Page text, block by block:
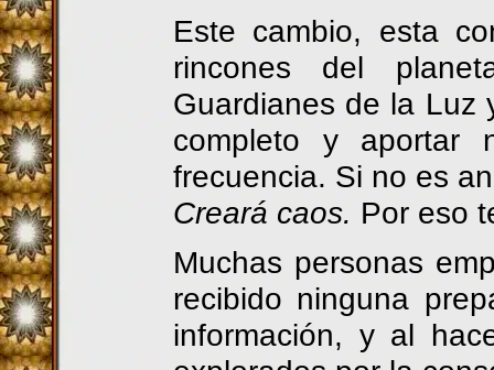
Este cambio, esta
rincones del
Guardianes de la Luz
completo y aportar
frecuencia. Si no es
Creará caos. Por eso
Muchas personas
recibido ninguna
información, y al